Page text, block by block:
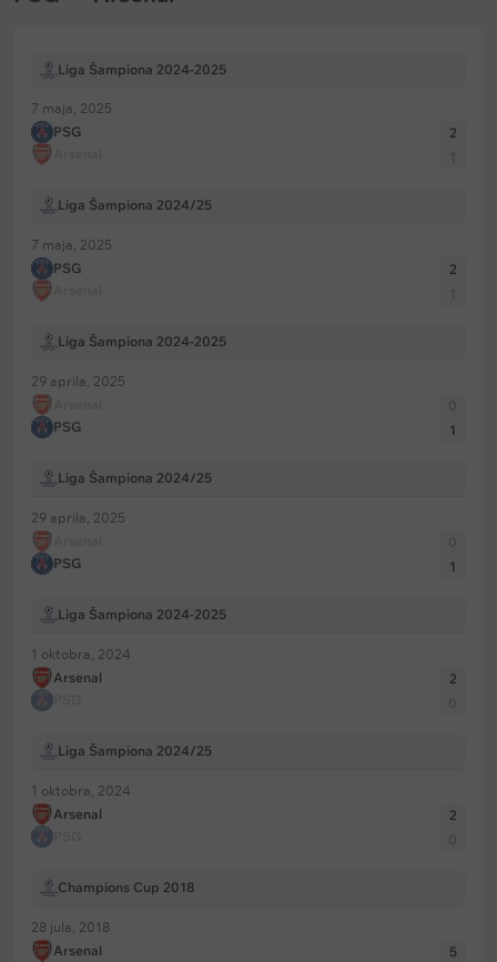
Martin Edegor – Ebereči Eze, Kai Haverc, Bukajo
Saka
zbog povreda)
Liga Šampiona 2024-2025
7 maja, 2025
PSG
2
Liga Šampiona 2024/25
7 maja, 2025
PSG
2
Liga Šampiona 2024-2025
29 aprila, 2025
PSG
1
Liga Šampiona 2024/25
29 aprila, 2025
PSG
1
Liga Šampiona 2024-2025
1 oktobra, 2024
Arsenal
2
Liga Šampiona 2024/25
1 oktobra, 2024
Arsenal
2
Champions Cup 2018
28 jula, 2018
Arsenal
5